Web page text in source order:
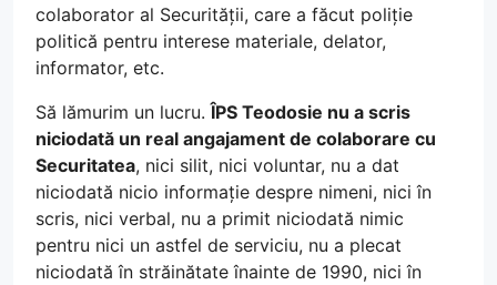
colaborator al Securității, care a făcut poliție
politică pentru interese materiale, delator,
informator, etc.
Să lămurim un lucru.ÎPS Teodosie nu a scris
niciodată un real angajament de colaborare cu
Securitatea, nici silit, nici voluntar, nu a dat
niciodată nicio informație despre nimeni, nici în
scris, nici verbal, nu a primit niciodată nimic
pentru nici un astfel de serviciu, nu a plecat
niciodată în străinătate înainte de 1990, nici în